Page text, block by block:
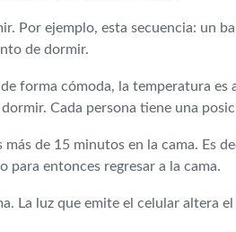
Por ejemplo, esta secuencia: un
de dormir.
forma cómoda, la temperatura
Cada persona tiene una
más de 15 minutos en la cama. Es
para entonces regresar a la cama.
La luz que emite el celular altera el